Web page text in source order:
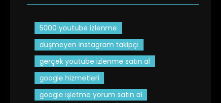
5000 youtube izlenme
düşmeyen instagram takipçi
gerçek youtube izlenme satın al
google hizmetleri
google işletme yorum satın al